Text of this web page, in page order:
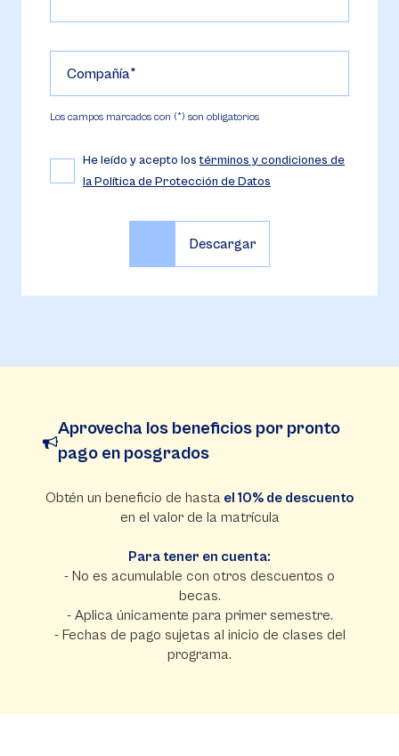
Compañía
Los campos marcados con (*) son obligatorios
He leído y acepto lostérminos y condiciones de
la Política de Protección de Datos
Aprovecha los beneficios por pronto
pago en posgrados
Obtén un beneficio de hasta el 10% de descuento
en el valor de la matrícula
Para tener en cuenta:
- No es acumulable con otros descuentos o
becas.
- Aplica únicamente para primer semestre.
- Fechas de pago sujetas al inicio de clases del
programa.